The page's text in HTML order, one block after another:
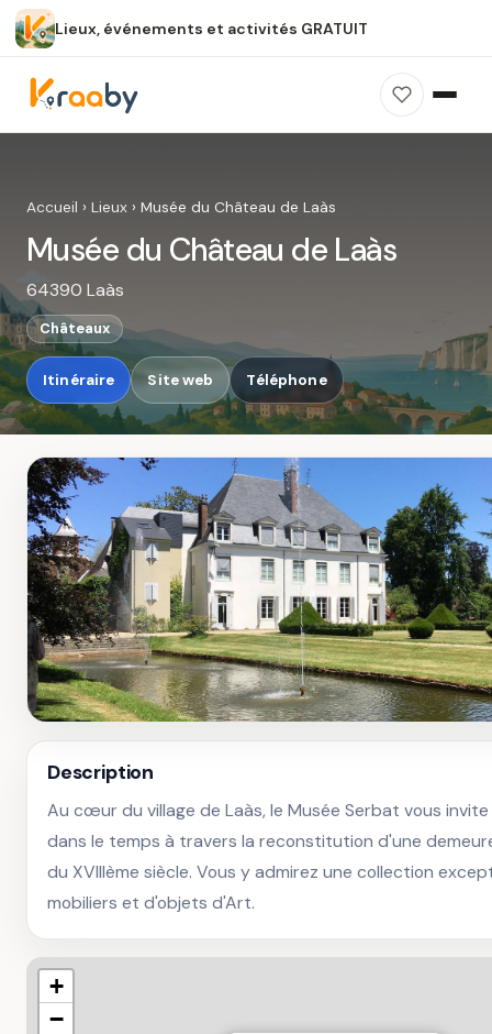
Lieux, événements et activités GRATUIT
spot dans Kraaby.
Accueil › Lieux › Musée du Château de Laàs
Musée du Château de Laàs
64390 Laàs
Châteaux
Itinéraire Site web Téléphone
Description
Au cœur du village de Laàs, le Musée Serbat vous
dans le temps à travers la reconstitution d'une
du XVIIIème siècle. Vous y admirez une collection
mobiliers et d'objets d'Art.
+
−